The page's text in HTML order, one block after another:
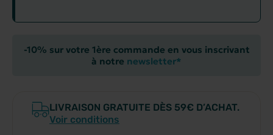
-10% sur votre 1ère commande en vous inscrivant
à notre newsletter*
LIVRAISON GRATUITE DÈS 59€ D’ACHAT.
Voir conditions